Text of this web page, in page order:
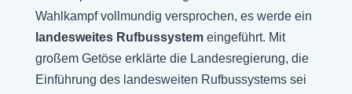
Wahlkampf vollmundig versprochen, es werde ein
landesweites Rufbussystemeingeführt. Mit
großem Getöse erklärte die Landesregierung, die
Einführung des landesweiten Rufbussystems sei